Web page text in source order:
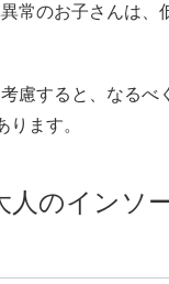
常のお子さんは、
慮すると、なるべ
ます。
のインソ